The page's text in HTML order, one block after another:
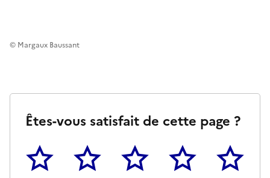
© Margaux Baussant
Êtes-vous satisfait de cette page ?
1 2 3 4 5